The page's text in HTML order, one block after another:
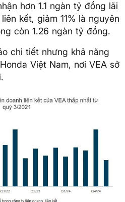
hơn 1.1 ngàn tỷ đồng lãi
kết, giảm 11% là nguyên
còn 1.26 ngàn tỷ đồng.
chi tiết nhưng khả năng
Việt Nam, nơi VEA sở